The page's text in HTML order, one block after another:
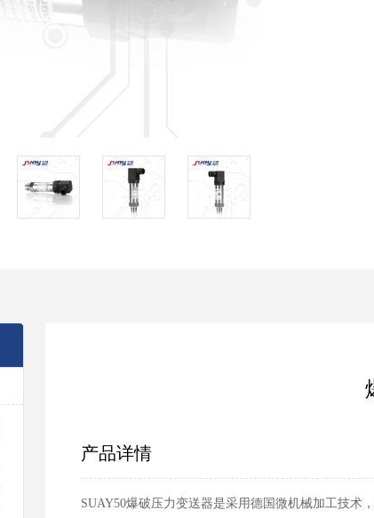
产品详情
SUAY50爆破压力变送器是采用德国微机械加工技术